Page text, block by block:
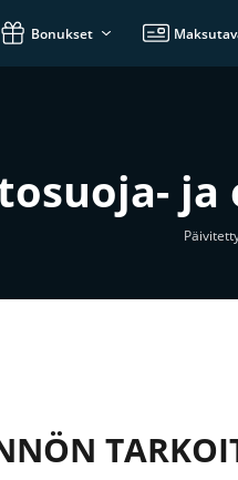
Bonukset